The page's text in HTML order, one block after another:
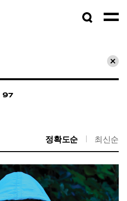
초기
97
정확도순 최신순